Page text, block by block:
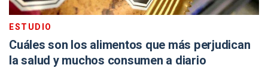
ESTUDIO
Cuáles son los alimentos que más perjudican
la salud y muchos consumen a diario